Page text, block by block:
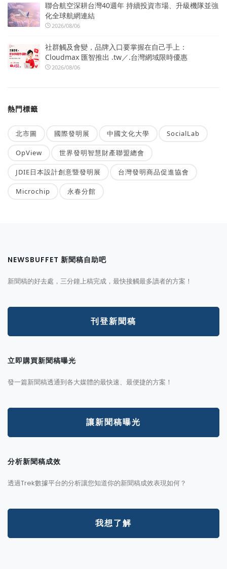
聯合航空深耕台灣40週年 持續投資市場、升級機隊並強
化全球航網連結
2026/08/06
社群觸及會變，品牌入口要掌握在自己手上：
Cloudmax 匯智推出 .tw／.台灣網域限時優惠
2026/08/06
熱門標籤
北市圖 國際發明展 中國文化大學 SocialLab
OpView 世界發明智慧財產聯盟總會
JDIE日本設計創意暨發明展 台灣發明商品促進協會
Microchip 永春分館
NEWSBUFFET 新聞稿自助吧
新聞稿的好去處，三分鐘上稿完成，最快接觸最多讀者的方案！
刊登新聞稿
立即購買新聞稿曝光
發一篇新聞稿透通到各大媒體的最快速、最便捷的方案！
讓新聞稿曝光
分析新聞稿成效
透過Trek數據平台的分析讓您知道你的新聞稿成效表現如何？
我想了解